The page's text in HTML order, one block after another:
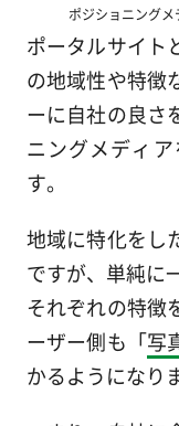
ポジショニング
ポータルサイト
の地域性や特徴
ーに自社の良さ
ニングメディ
す。
地域に特化をし
ですが、単純に
それぞれの特徴
ーザー側も「写
かるようになり